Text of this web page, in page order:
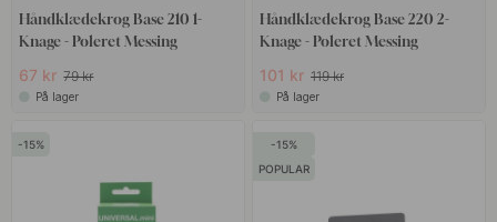
Håndklædekrog Base 210 1-
Knage - Poleret Messing
67 kr 79 kr
På lager
Håndklædekrog Base 220 2-
Knage - Poleret Messing
101 kr 119 kr
På lager
15
15
POPULAR